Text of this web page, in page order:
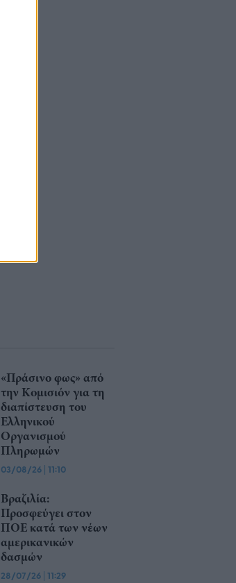
«Πράσινο φως» από
την Κομισιόν για τη
διαπίστευση του
Ελληνικού
Οργανισμού
Πληρωμών
03/08/26 | 11:10
Βραζιλία:
Προσφεύγει στον
ΠΟΕ κατά των νέων
αμερικανικών
δασμών
28/07/26 | 11:29